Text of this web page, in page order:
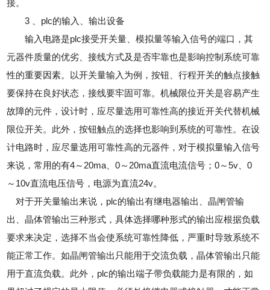
接。
3 、plc的输入、输出设备
输入电路是plc接受开关量、模拟量等输入信号的端口，其
元器件质量的优劣、接线方式及是否牢靠也是影响控制系统可靠
性的重要因素。以开关量输入为例，按钮、行程开关的触点接触
要保持在良好状态，接线要牢固可靠。机械限位开关是容易产生
故障的元件，设计时，应尽量选用可靠性高的接近开关代替机械
限位开关。此外，按钮触点的选择也影响到系统的可靠性。在设
计电路时，应尽量选用可靠性高的元器件，对于模拟量输入信号
来说，常用的有4～20ma、0～20ma直流电流信号；0～5v、0
～10v直流电压信号，电源为直流24v。
对于开关量输出来说，plc的输出有继电器输出、晶闸管输
出、晶体管输出三种形式，具体选择哪种形式的输出应根据负载
要求来决定，选择不当会使系统可靠性降低，严重时导致系统不
能正常工作。如晶闸管输出只能用于交流负载，晶体管输出只能
用于直流负载。此外，plc的输出端子带负载能力是有限的，如